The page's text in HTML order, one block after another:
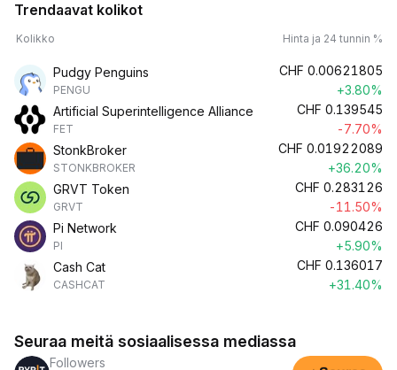
Trendaavat kolikot
Kolikko Hinta ja 24 tunnin %
Pudgy Penguins
PENGU
CHF 0.00621805
+3.80%
Artificial Superintelligence Alliance
FET
CHF 0.139545
-7.70%
StonkBroker
STONKBROKER
CHF 0.01922089
+36.20%
GRVT Token
GRVT
CHF 0.283126
-11.50%
Pi Network
PI
CHF 0.090426
+5.90%
Cash Cat
CASHCAT
CHF 0.136017
+31.40%
Seuraa meitä sosiaalisessa mediassa
Followers